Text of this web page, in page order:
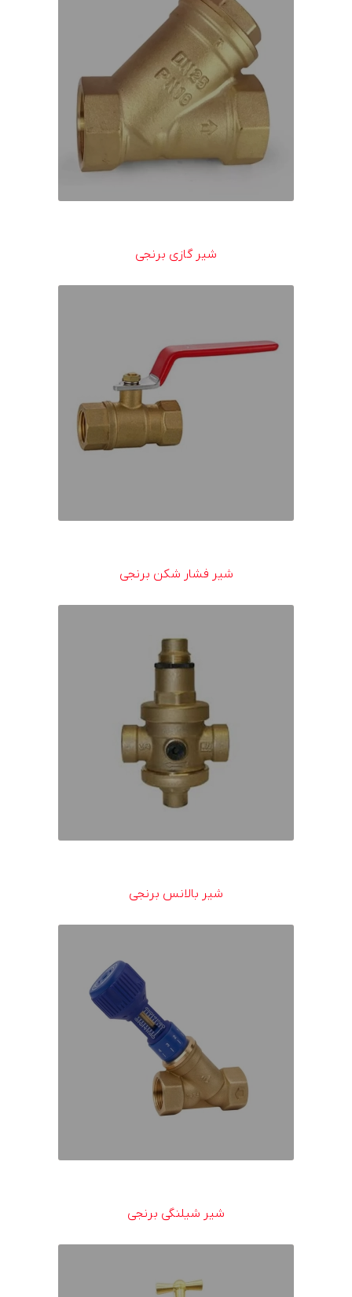
شیر گازی برنجی
شیر فشار شکن برنجی
شیر بالانس برنجی
شیر شیلنگی برنجی